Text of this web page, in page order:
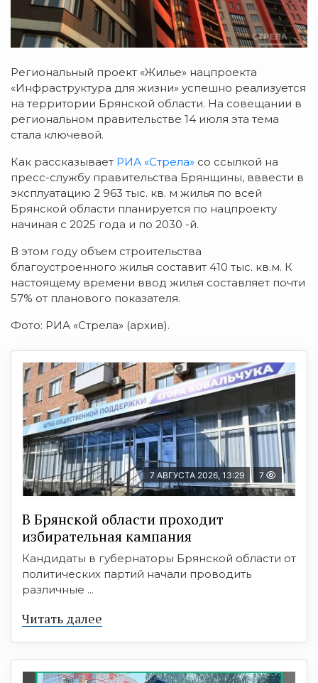
Региональный проект «Жилье» нацпроекта
«Инфраструктура для жизни» успешно реализуется
на территории Брянской области. На совещании в
региональном правительстве 14 июля эта тема
стала ключевой.
Как рассказывает РИА «Стрела» со ссылкой на
пресс-службу правительства Брянщины, вввести в
эксплуатацию 2 963 тыс. кв. м жилья по всей
Брянской области планируется по нацпроекту
начиная с 2025 года и по 2030 -й.
В этом году объем строительства
благоустроенного жилья составит 410 тыс. кв.м. К
настоящему времени ввод жилья составляет почти
57% от планового показателя.
Фото: РИА «Стрела» (архив).
7 АВГУСТА 2026, 13:29 7
В Брянской области проходит
избирательная кампания
Кандидаты в губернаторы Брянской области от
политических партий начали проводить
различные ...
Читать далее